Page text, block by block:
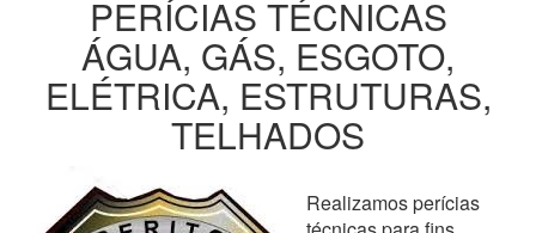
PERÍCIAS TÉCNICAS
ÁGUA, GÁS, ESGOTO,
ELÉTRICA, ESTRUTURAS,
TELHADOS
Realizamos perícias